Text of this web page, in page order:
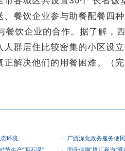
、餐饮企业参与助餐配餐四
餐饮企业的合作。据了解，
人群居住比较密集的小区设
解决他们的用餐困难。（完
环境
广西深化政务服务便